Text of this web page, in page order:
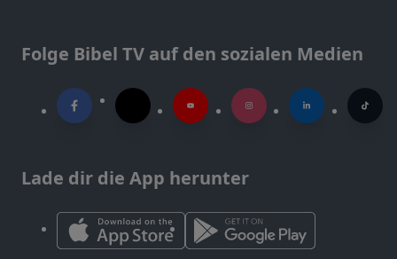
Folge Bibel TV auf den sozialen Medien
Lade dir die App herunter